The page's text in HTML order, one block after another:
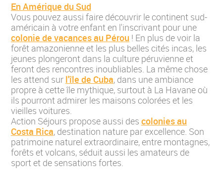
En Amérique du Sud
Vous pouvez aussi faire découvrir le continent sud-
américain à votre enfant en l'inscrivant pour une
colonie de vacances au Pérou ! En plus de voir la
forêt amazonienne et les plus belles cités incas, les
jeunes plongeront dans la culture péruvienne et
feront des rencontres inoubliables. La même chose
les attend sur l'île de Cuba, dans une ambiance
propre à cette île mythique, surtout à La Havane où
ils pourront admirer les maisons colorées et les
vieilles voitures.
Action Séjours propose aussi des colonies au
Costa Rica, destination nature par excellence. Son
patrimoine naturel extraordinaire, entre montagnes,
forêts et volcans, séduit aussi les amateurs de
sport et de sensations fortes.